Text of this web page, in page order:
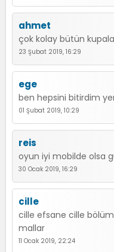
ahmet
çok kolay bütün
23 Şubat 2019, 16:29
ege
ben hepsini bitirdim
01 Şubat 2019, 10:29
reis
oyun iyi mobilde olsa
30 Ocak 2019, 16:29
cille
cille efsane cille
mallar
11 Ocak 2019, 22:24